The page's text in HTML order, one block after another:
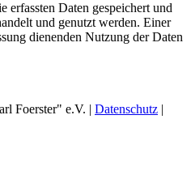
erfassten Daten gespeichert und
und genutzt werden. Einer
dienenden Nutzung der Daten
Foerster" e.V. | Datenschutz |